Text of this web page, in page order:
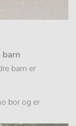
barn er
bor og er